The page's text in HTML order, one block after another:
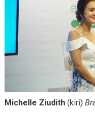
Michelle Ziudith(kiri)